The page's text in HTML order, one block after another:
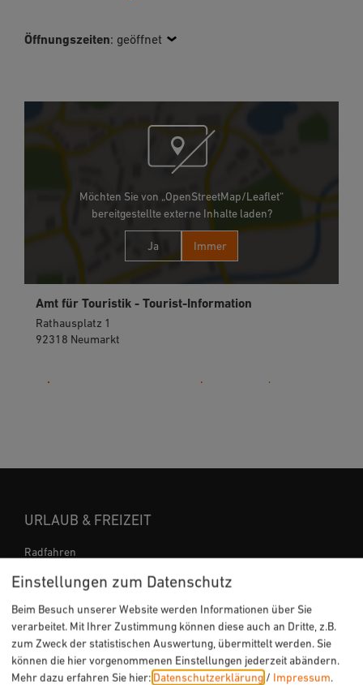
Öffnungszeiten: geöffnet
Möchten Sie von „OpenStreetMap/Leaflet“
bereitgestellte externe Inhalte laden?
Ja Immer
Amt für Touristik - Tourist-Information
Rathausplatz 1
92318 Neumarkt
URLAUB & FREIZEIT
Radfahren
Wandern
Sehenswertes
Veranstaltungen
Einstellungen zum Datenschutz
Beim Besuch unserer Website werden Informationen über Sie
verarbeitet. Mit Ihrer Zustimmung können diese auch an Dritte, z.B.
zum Zweck der statistischen Auswertung, übermittelt werden. Sie
können die hier vorgenommenen Einstellungen jederzeit abändern.
Mehr dazu erfahren Sie hier: Datenschutzerklärung / Impressum.